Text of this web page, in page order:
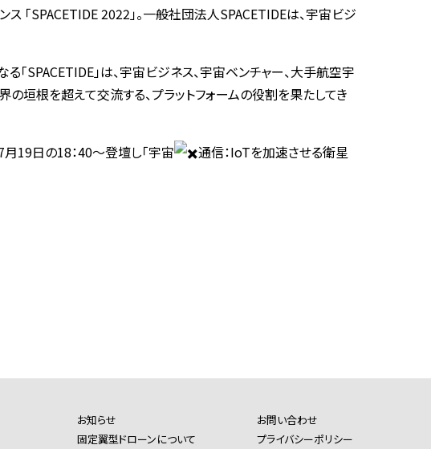
「SPACETIDE 2022」。一般社団法人SPACETIDEは、宇宙ビジ
「SPACETIDE」は、宇宙ビジネス、宇宙ベンチャー、大手航空宇
垣根を超えて交流する、プラットフォームの役割を果たしてき
19日の18：40〜登壇し「宇宙
通信：IoTを加速させる衛星
お知らせ
固定翼型ドローンについて
お問い合わせ
プライバシーポリシー